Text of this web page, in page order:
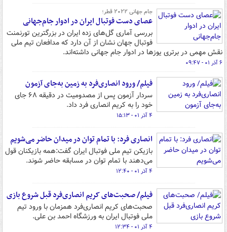
جام جهانی ۲۰۲۲ قطر؛
عصای دست فوتبال ایران در ادوار جام‌جهانی
بررسی آماری گل‌های زده ایران در بزرگترین تورنمنت
فوتبال جهان نشان از آن دارد که مدافعان تیم ملی
نقش مهمی در برتری یوزها در ادوار جام جهانی داشته‌اند.
۶ آذر ۰۱ - ۰۹:۴۷
فیلم/ ورود انصاری‌فرد به زمین به‌جای آزمون
سردار آزمون پس از مصدومیت در دقیقه ۶۸ جای
خود را به کریم انصاری فرد داد.
۴ آذر ۰۱ - ۱۵:۱۳
انصاری فرد: با تمام توان در میدان حاضر می‌شویم
بازیکن تیم ملی فوتبال ایران گفت:‌همه بازیکنان قول
می‌دهند با تمام توان در مسابقه حاضر شوند.
۴ آذر ۰۱ - ۱۲:۴۰
فیلم/ صحبت‌های کریم انصاری‌فرد قبل شروع بازی
صحبت‌های کریم انصاری‌فرد همزمان با ورود تیم
ملی فوتبال ایران به ورزشگاه احمد بن علی.
۴ آذر ۰۱ - ۱۲:۳۴